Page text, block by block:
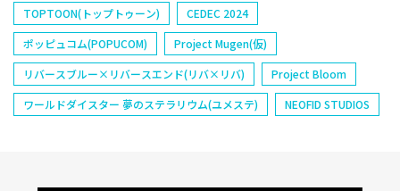
TOPTOON(トップトゥーン)
CEDEC 2024
ポッピュコム(POPUCOM)
Project Mugen(仮)
リバースブルー×リバースエンド(リバ×リバ)
Project Bloom
ワールドダイスター 夢のステラリウム(ユメステ)
NEOFID STUDIOS